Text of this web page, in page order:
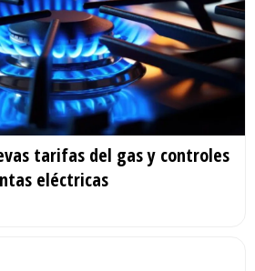
tarifas del gas y controles
eléctricas